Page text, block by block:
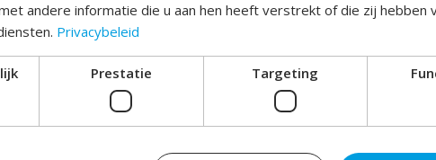
andere informatie die u aan hen heeft verstrekt of die zij hebben
Privacybeleid
Prestatie Targeting